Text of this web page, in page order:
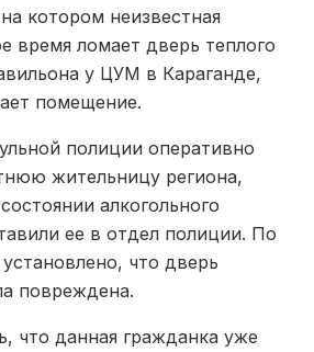
котором неизвестная
время ломает дверь теплого
у ЦУМ в Караганде,
помещение.
полиции оперативно
жительницу региона,
алкогольного
ее в отдел полиции. По
что дверь
повреждена.
что данная гражданка уже